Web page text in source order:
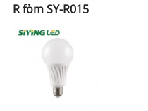
R fòm SY-R015